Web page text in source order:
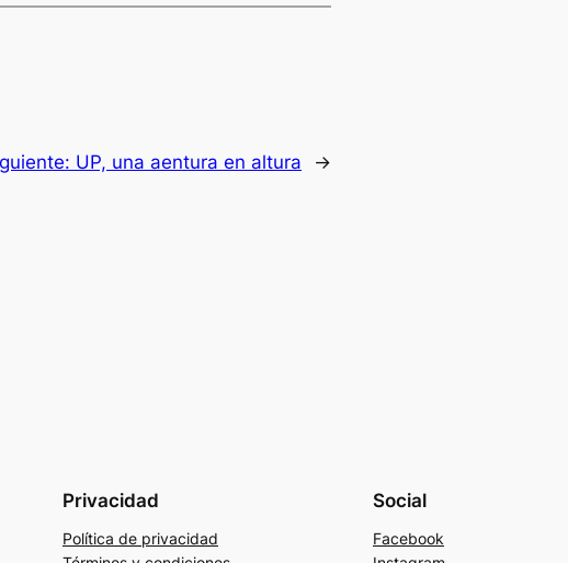
UP, una aentura en altura →
Privacidad
Política de privacidad
Social
Facebook